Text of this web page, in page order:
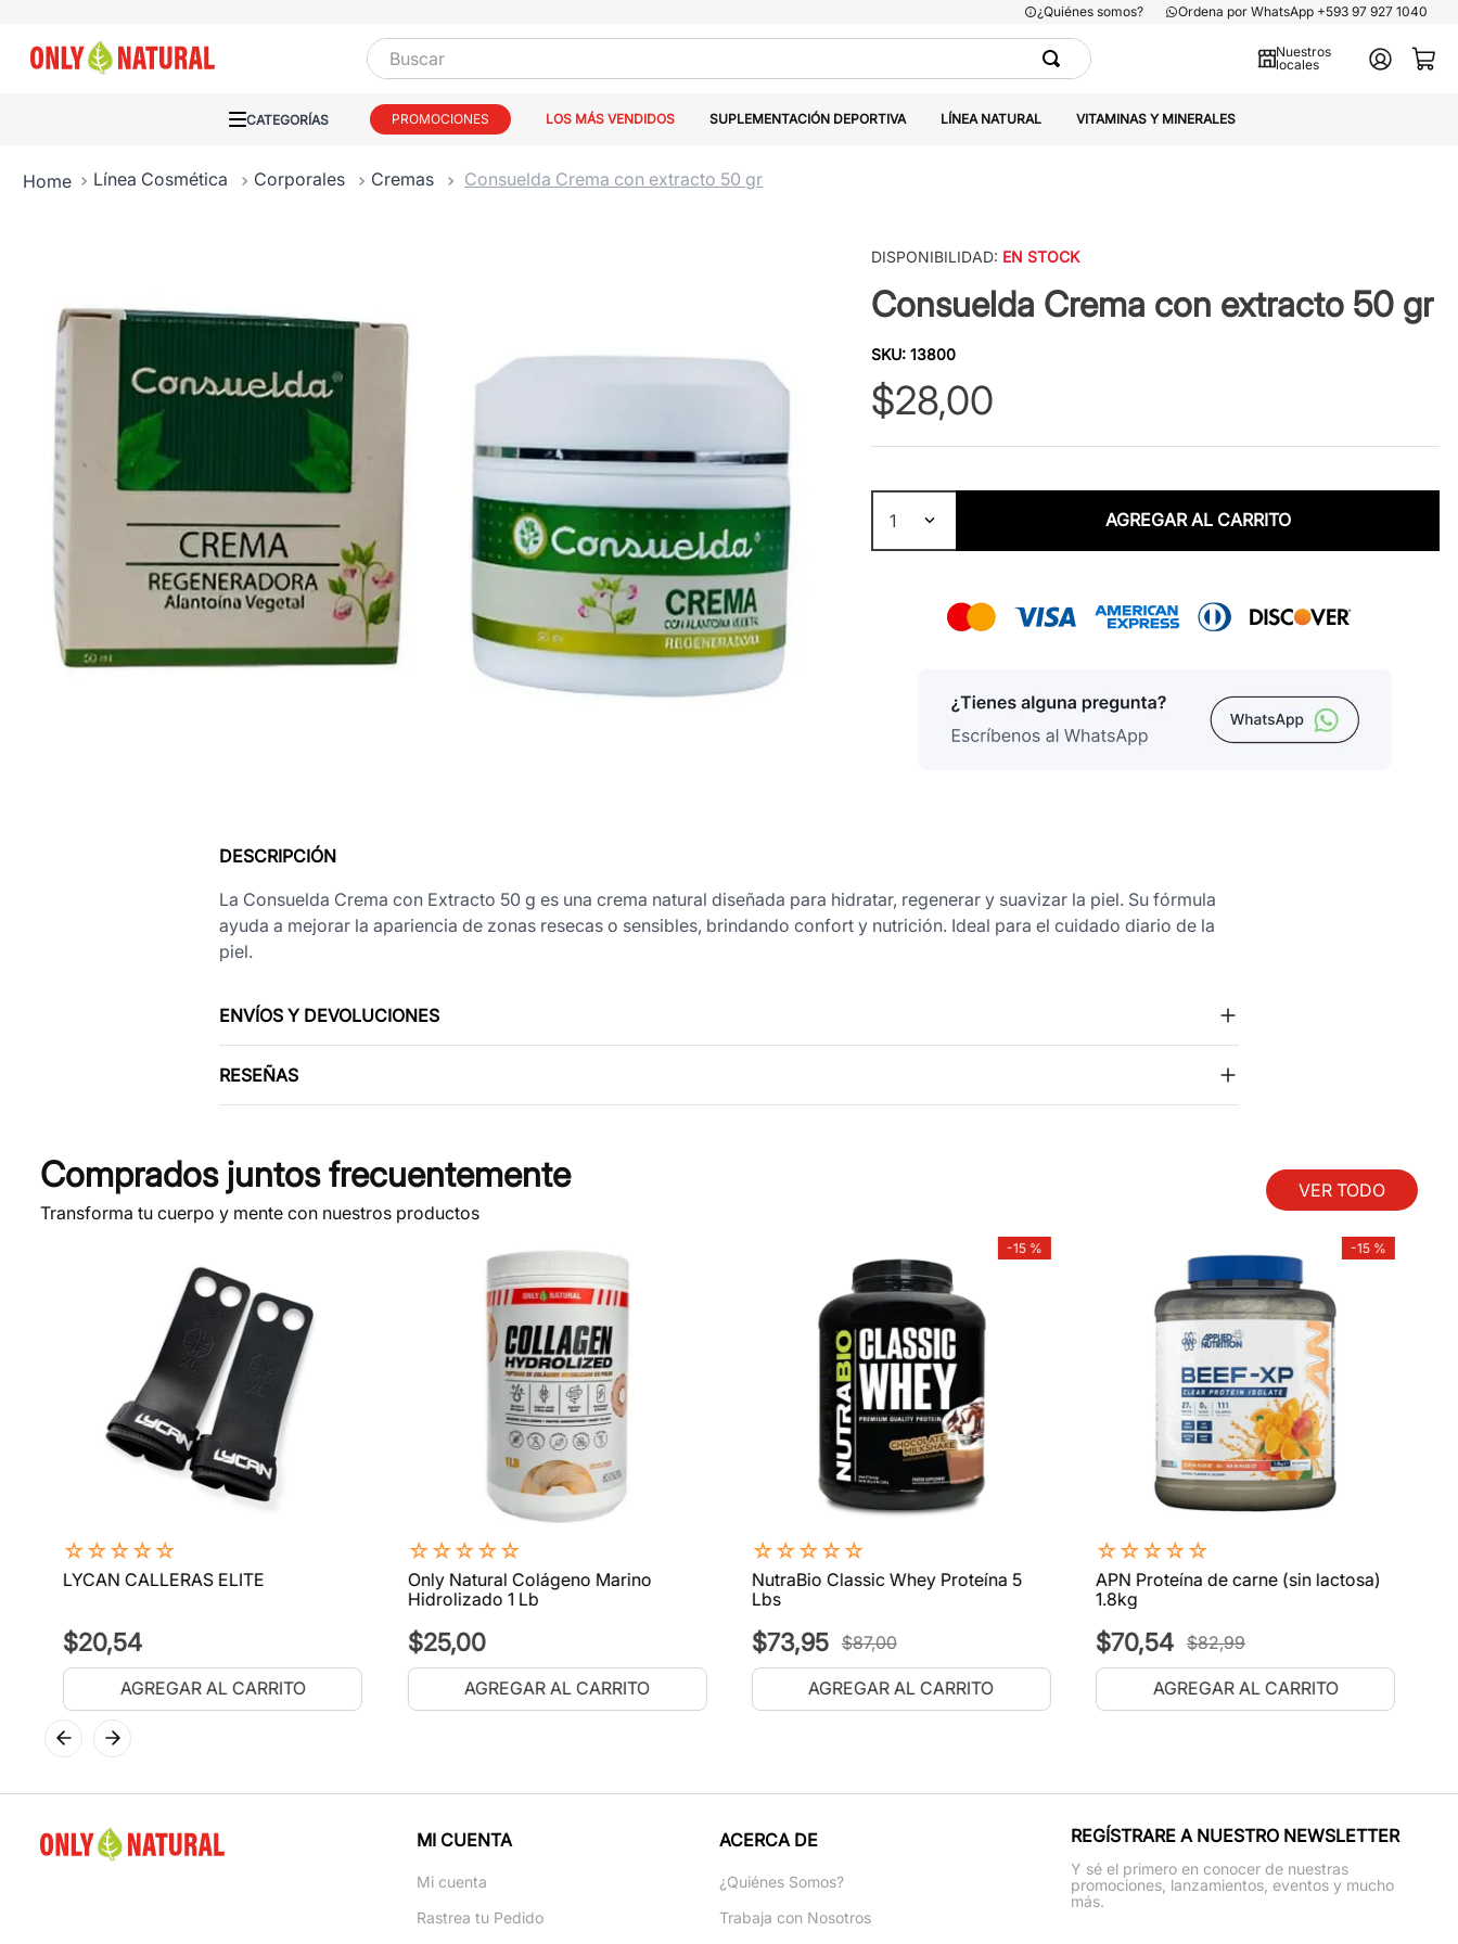
¿Quiénes somos? Ordena por WhatsApp +593 97 927 1040
Buscar
Nuestros
locales
PROMOCIONES LOS MÁS VENDIDOS SUPLEMENTACIÓN DEPORTIVA LÍNEA NATURAL VITAMINAS Y MINERALES
Línea Cosmética Corporales Cremas Consuelda Crema con extracto 50 gr
DISPONIBILIDAD: EN STOCK
Consuelda Crema con extracto 50 gr
SKU: 13800
$28,00
1 AGREGAR AL CARRITO
DESCRIPCIÓN
La Consuelda Crema con Extracto 50 g es una crema natural diseñada para hidratar, regenerar y suavizar la piel. Su fórmula
ayuda a mejorar la apariencia de zonas resecas o sensibles, brindando confort y nutrición. Ideal para el cuidado diario de la
piel.
ENVÍOS Y DEVOLUCIONES
RESEÑAS
Comprados juntos frecuentemente
Transforma tu cuerpo y mente con nuestros productos
VER TODO
☆☆☆☆☆
LYCAN CALLERAS ELITE
$20,54
AGREGAR AL CARRITO
☆☆☆☆☆
Only Natural Colágeno Marino
Hidrolizado 1 Lb
$25,00
AGREGAR AL CARRITO
-15 %
☆☆☆☆☆
NutraBio Classic Whey Proteína 5
Lbs
$73,95 $87,00
AGREGAR AL CARRITO
-15 %
☆☆☆☆☆
APN Proteína de carne (sin lactosa)
1.8kg
$70,54 $82,99
AGREGAR AL CARRITO
MI CUENTA
Mi cuenta
Rastrea tu Pedido
ACERCA DE
¿Quiénes Somos?
Trabaja con Nosotros
REGÍSTRARE A NUESTRO NEWSLETTER
Y sé el primero en conocer de nuestras
promociones, lanzamientos, eventos y mucho
más.